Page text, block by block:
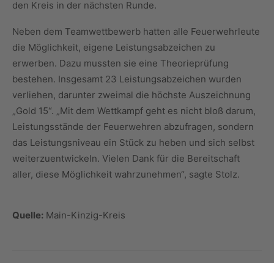
den Kreis in der nächsten Runde.
Neben dem Teamwettbewerb hatten alle Feuerwehrleute
die Möglichkeit, eigene Leistungsabzeichen zu
erwerben. Dazu mussten sie eine Theorieprüfung
bestehen. Insgesamt 23 Leistungsabzeichen wurden
verliehen, darunter zweimal die höchste Auszeichnung
„Gold 15“. „Mit dem Wettkampf geht es nicht bloß darum,
Leistungsstände der Feuerwehren abzufragen, sondern
das Leistungsniveau ein Stück zu heben und sich selbst
weiterzuentwickeln. Vielen Dank für die Bereitschaft
aller, diese Möglichkeit wahrzunehmen“, sagte Stolz.
Quelle: Main-Kinzig-Kreis